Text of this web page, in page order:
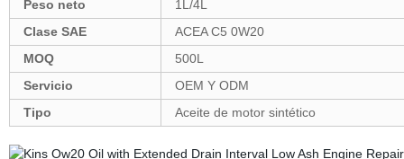
Peso neto
1L/4L
Clase SAE
ACEA C5 0W20
MOQ
500L
Servicio
OEM Y ODM
Tipo
Aceite de motor sintético